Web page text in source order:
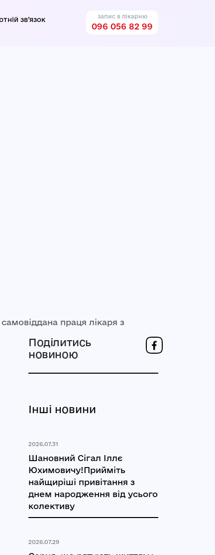
зв’язок запис в лікарню
096 056 82 99
праця лікаря з
Поділитись
новиною
Інші новини
2026.07.31
Шановний Сігал Іллє
Юхимовичу!Прийміть
найщиріші привітання з
днем народження від усього
колективу
2026.07.29